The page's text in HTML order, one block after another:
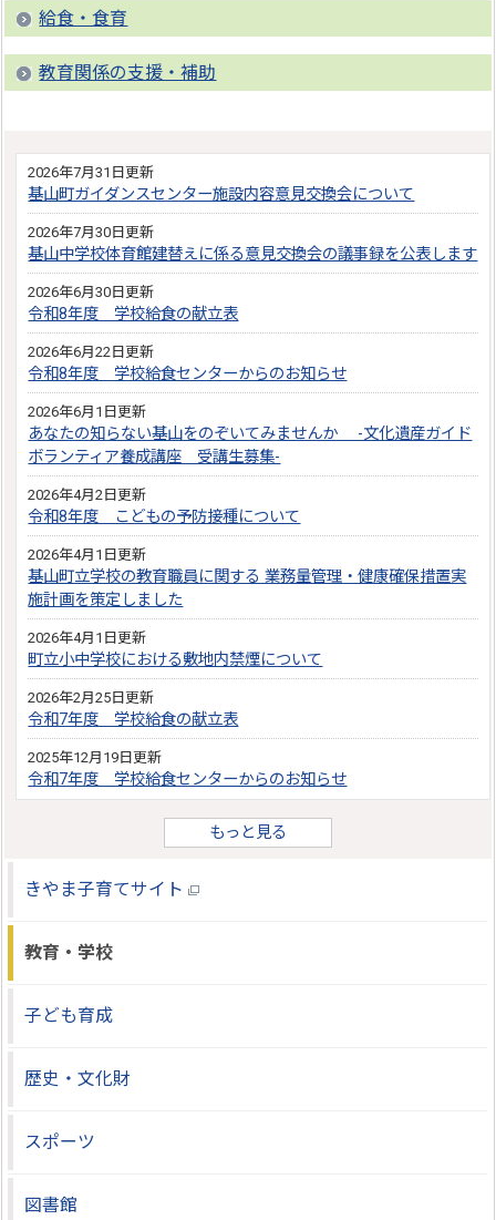
給食・食育
教育関係の支援・補助
2026年7月31日更新
基山町ガイダンスセンター施設内容意見交換会について
2026年7月30日更新
基山中学校体育館建替えに係る意見交換会の議事録を公表します
2026年6月30日更新
令和8年度 学校給食の献立表
2026年6月22日更新
令和8年度 学校給食センターからのお知らせ
2026年6月1日更新
あなたの知らない基山をのぞいてみませんか -文化遺産ガイド
ボランティア養成講座 受講生募集-
2026年4月2日更新
令和8年度 こどもの予防接種について
2026年4月1日更新
基山町立学校の教育職員に関する 業務量管理・健康確保措置実
施計画を策定しました
2026年4月1日更新
町立小中学校における敷地内禁煙について
2026年2月25日更新
令和7年度 学校給食の献立表
2025年12月19日更新
令和7年度 学校給食センターからのお知らせ
もっと見る
きやま子育てサイト
教育・学校
子ども育成
歴史・文化財
スポーツ
図書館